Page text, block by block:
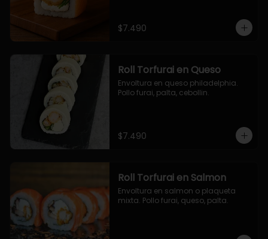
$7.490
Roll Torfurai en Queso
Envoltura en queso philadelphia.
Pollo furai, palta, cebollin.
$7.490
Roll Torfurai en Salmon
Envoltura en salmon o plaqueta
mixta. Pollo furai, queso, palta.